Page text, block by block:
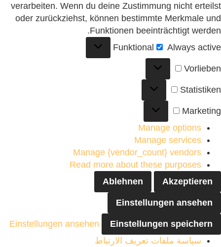
verarbeiten. Wenn du deine Zustimmung nicht erteilst
oder zurückziehst, können bestimmte Merkmale und
Funktionen beeinträchtigt werden.
Funktional
Always active
Vorlieben
Statistiken
Marketing
Manage options
Manage services
Manage {vendor_count} vendors
Read more about these purposes
Akzeptieren
Ablehnen
Einstellungen ansehen
Einstellungen speichern
Einstellungen ansehen
سياسة ملفات تعريف الارتباط